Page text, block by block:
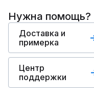
Нужна помощь?
Доставка и
примерка
Центр
поддержки